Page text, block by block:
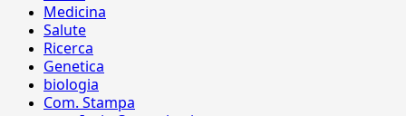
Medicina
Salute
Ricerca
Genetica
biologia
Com. Stampa